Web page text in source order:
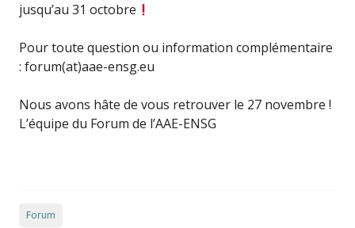
jusqu’au 31 octobre
Pour toute question ou information complémentaire
: forum(at)aae-ensg.eu
Nous avons hâte de vous retrouver le 27 novembre !
L’équipe du Forum de l’AAE-ENSG
Forum